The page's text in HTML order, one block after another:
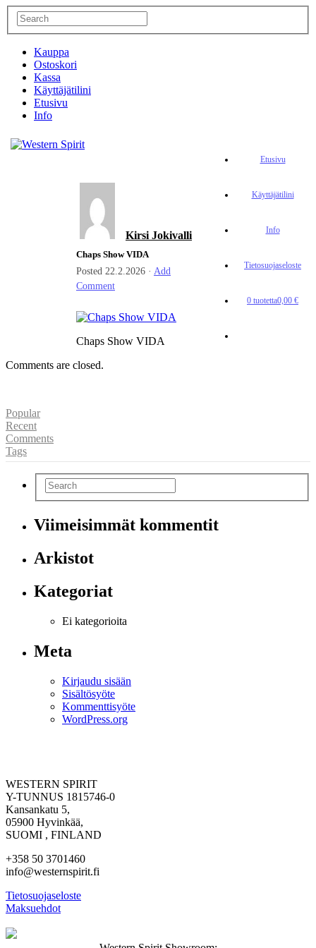
Kauppa
Ostoskori
Kassa
Käyttäjätilini
Etusivu
Info
Etusivu
Käyttäjätilini
Info
Tietosuojaseloste
0 tuotetta0,00 €
Kirsi Jokivalli
Chaps Show VIDA
Posted 22.2.2026 · Add
Comment
Chaps Show VIDA
Comments are closed.
Popular
Recent
Comments
Tags
Viimeisimmät kommentit
Arkistot
Kategoriat
Ei kategorioita
Meta
Kirjaudu sisään
Sisältösyöte
Kommenttisyöte
WordPress.org
WESTERN SPIRIT
Y-TUNNUS 1815746-0
Kansankatu 5,
05900 Hyvinkää,
SUOMI , FINLAND
+358 50 3701460
info@westernspirit.fi
Tietosuojaseloste
Maksuehdot